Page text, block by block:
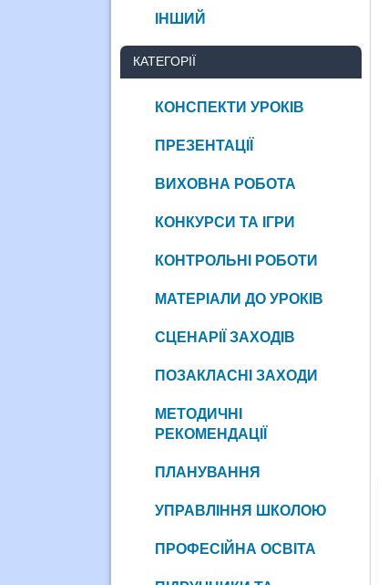
ІНШИЙ
КАТЕГОРІЇ
КОНСПЕКТИ УРОКІВ
ПРЕЗЕНТАЦІЇ
ВИХОВНА РОБОТА
КОНКУРСИ ТА ІГРИ
КОНТРОЛЬНІ РОБОТИ
МАТЕРІАЛИ ДО УРОКІВ
СЦЕНАРІЇ ЗАХОДІВ
ПОЗАКЛАСНІ ЗАХОДИ
МЕТОДИЧНІ
РЕКОМЕНДАЦІЇ
ПЛАНУВАННЯ
УПРАВЛІННЯ ШКОЛОЮ
ПРОФЕСІЙНА ОСВІТА